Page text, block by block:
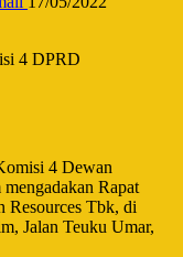
4 DPRD
4 Dewan
Rapat
Resources Tbk, di
Jalan Teuku Umar,